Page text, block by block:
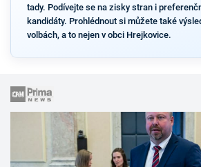
tady. Podívejte se na zisky stran i
kandidáty. Prohlédnout si můžete také
volbách, a to nejen v obci Hrejkovice.